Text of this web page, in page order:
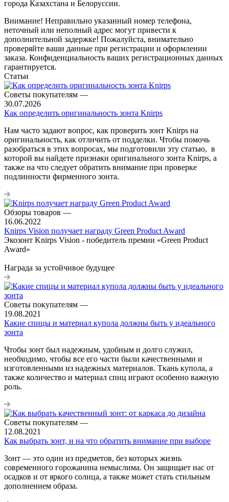
города Казахстана и Белоруссии.
Внимание! Неправильно указанный номер телефона,
неточный или неполный адрес могут привести к
дополнительной задержке! Пожалуйста, внимательно
проверяйте ваши данные при регистрации и оформлении
заказа. Конфиденциальность ваших регистрационных данных
гарантируется.
Статьи
Советы покупателям —
30.07.2026
Как определить оригинальность зонта Knirps
Нам часто задают вопрос, как проверить зонт Knirps на
оригинальность, как отличить от подделки. Чтобы помочь
разобраться в этих вопросах, мы подготовили эту статью, в
которой вы найдете признаки оригинального зонта Knirps, а
также на что следует обратить внимание при проверке
подлинности фирменного зонта.
Обзоры товаров —
16.06.2022
Knirps Vision получает награду Green Product Award
Экозонт Knirps Vision - победитель премии «Green Product
Award»
Награда за устойчивое будущее
Советы покупателям —
19.08.2021
Какие спицы и материал купола должны быть у идеального
зонта
Чтобы зонт был надежным, удобным и долго служил,
необходимо, чтобы все его части были качественными и
изготовленными из надежных материалов. Ткань купола, а
также количество и материал спиц играют особенно важную
роль.
Советы покупателям —
12.08.2021
Как выбрать зонт, и на что обратить внимание при выборе
Зонт — это один из предметов, без которых жизнь
современного горожанина немыслима. Он защищает нас от
осадков и от яркого солнца, а также может стать стильным
дополнением образа.